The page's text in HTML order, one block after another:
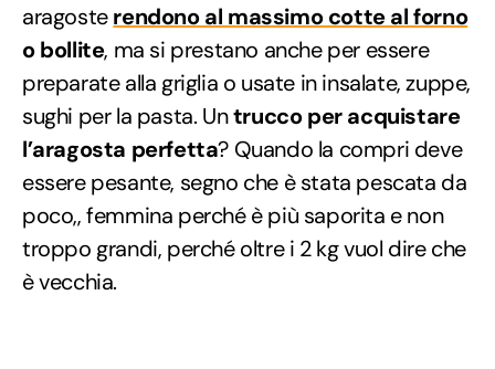
aragosterendono al massimo cotte al forno
o bollite, ma si prestano anche per essere
preparate alla griglia o usate in insalate, zuppe,
sughi per la pasta. Untrucco per acquistare
l’aragosta perfetta? Quando la compri deve
essere pesante, segno che è stata pescata da
poco,, femmina perché è più saporita e non
troppo grandi, perché oltre i 2 kg vuol dire che
è vecchia.